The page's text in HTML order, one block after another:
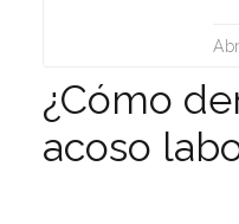
¿Cómo
acoso